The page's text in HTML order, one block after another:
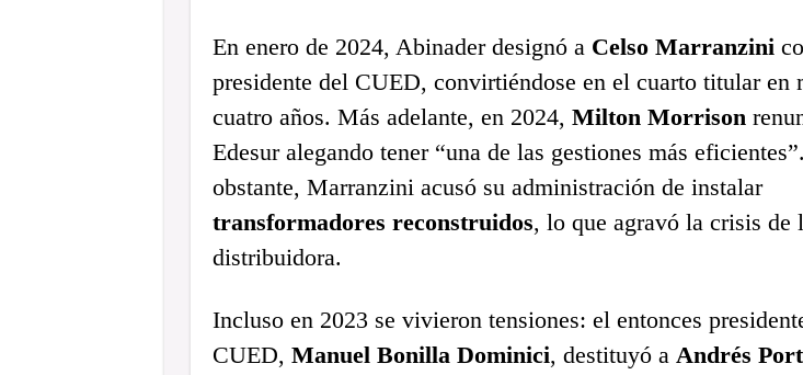
En enero de 2024, Abinader designó a Celso Marranzini
presidente del CUED, convirtiéndose en el cuarto titular en
cuatro años. Más adelante, en 2024, Milton Morrison
Edesur alegando tener “una de las gestiones más
obstante, Marranzini acusó su administración de instalar
transformadores reconstruidos, lo que agravó la crisis de
distribuidora.
Incluso en 2023 se vivieron tensiones: el entonces
CUED, Manuel Bonilla Dominici, destituyó a Andrés